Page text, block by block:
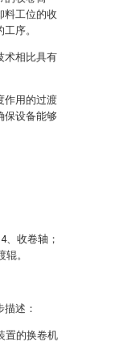
料工位的收
序。
术相比具有
作用的过渡
保设备能够
、收卷轴；
。
述：
置的换卷机